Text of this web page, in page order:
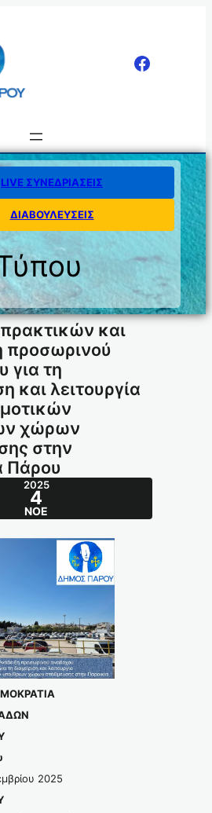
LIVE ΣΥΝΕΔΡΙΑΣΕΙΣ
ΔΙΑΒΟΥΛΕΥΣΕΙΣ
και
προσωρινού
για τη
και λειτουργία
χώρων
στην
Πάρου
2025
4
ΝΟΈ
2025